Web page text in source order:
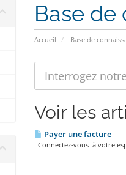
Base de
Accueil Base de
Voir les
Payer une facture
Connectez-vous à votre